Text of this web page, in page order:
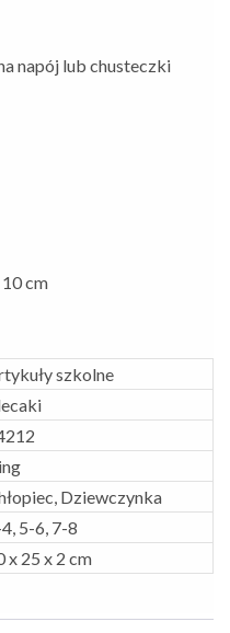
napój lub chusteczki
cm
szkolne
Dziewczynka
5-6, 7-8
x 25 x 2 cm